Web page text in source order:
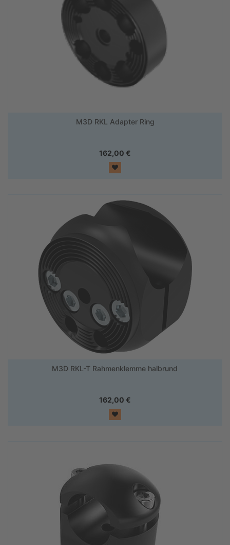
M3D RKL Adapter Ring
162,00 €
M3D RKL-T Rahmenklemme halbrund
162,00 €